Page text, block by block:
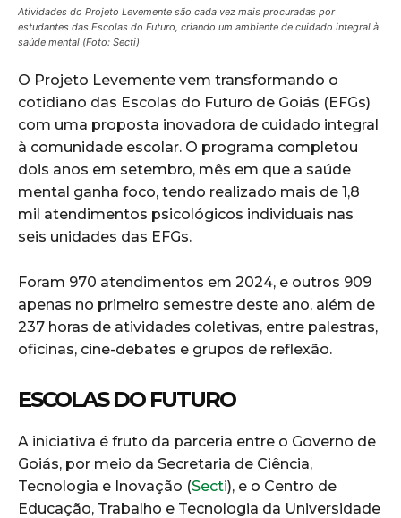
Atividades do Projeto Levemente são cada vez mais procuradas por
estudantes das Escolas do Futuro, criando um ambiente de cuidado integral à
saúde mental (Foto: Secti)
O Projeto Levemente vem transformando o
cotidiano das Escolas do Futuro de Goiás (EFGs)
com uma proposta inovadora de cuidado integral
à comunidade escolar. O programa completou
dois anos em setembro, mês em que a saúde
mental ganha foco, tendo realizado mais de 1,8
mil atendimentos psicológicos individuais nas
seis unidades das EFGs.
Foram 970 atendimentos em 2024, e outros 909
apenas no primeiro semestre deste ano, além de
237 horas de atividades coletivas, entre palestras,
oficinas, cine-debates e grupos de reflexão.
ESCOLAS DO FUTURO
A iniciativa é fruto da parceria entre o Governo de
Goiás, por meio da Secretaria de Ciência,
Tecnologia e Inovação (Secti), e o Centro de
Educação, Trabalho e Tecnologia da Universidade